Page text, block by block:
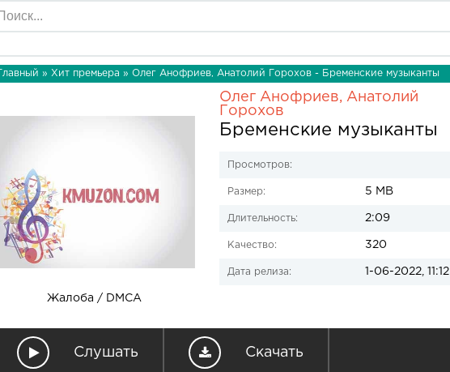
Главный » Хит премьера » Олег Анофриев, Анатолий Горохов - Бременские музыканты
Жалоба / DMCA
Олег Анофриев, Анатолий
Горохов
Бременские музыканты
Просмотров:
Размер: 5 MB
Длительность: 2:09
Качество: 320
Дата релиза: 1-06-2022, 11:12
Слушать Скачать